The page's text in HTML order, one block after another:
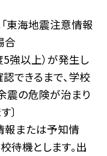
東海地震注意情報
合
強以上）が発生し
できるまで、学校
震の危険が治まり
〕
報または予知情
待機とします。出